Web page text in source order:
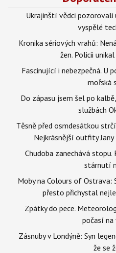
Ukrajinští vědci pozorovali
vyspělé
Kronika sériových vrahů:
žen. Policii
Fascinující i nebezpečná. U
mořská
Do zápasu jsem šel po
službách
Těsně před osmdesátkou
Nejkrásnější outfity Jany
Chudoba zanechává
stárnutí
Moby na Colours of Ostrava:
přesto přichystal
Zpátky do pece.
počasí na
Zásnuby v Londýně: Syn
že se